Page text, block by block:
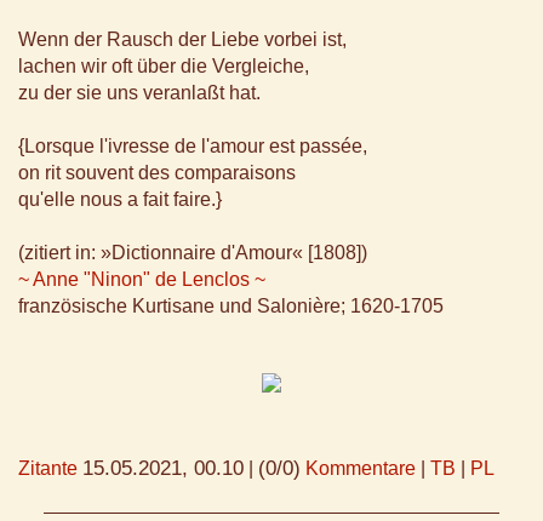
Wenn der Rausch der Liebe vorbei ist,
lachen wir oft über die Vergleiche,
zu der sie uns veranlaßt hat.
{Lorsque l'ivresse de l'amour est passée,
on rit souvent des comparaisons
qu'elle nous a fait faire.}
(zitiert in: »Dictionnaire d'Amour« [1808])
~ Anne "Ninon" de Lenclos ~
französische Kurtisane und Salonière; 1620-1705
Zitante 15.05.2021, 00.10 (0/0) Kommentare TB PL